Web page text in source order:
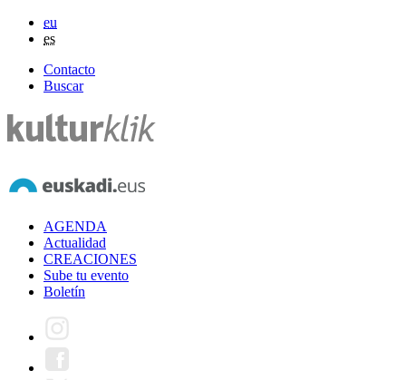
eu
es
Contacto
Buscar
AGENDA
Actualidad
CREACIONES
Sube tu evento
Boletín